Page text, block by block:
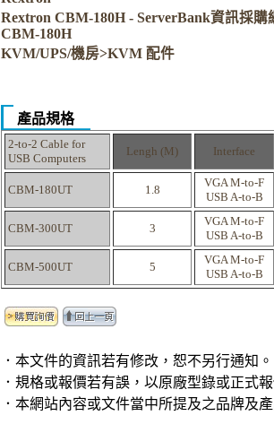
Rextron CBM-180H - ServerBank資訊採購
CBM-180H
KVM/UPS/機房>KVM 配件
產品規格
2-to-2 Cable for
USB Computers
Lengh (M) Interface
CBM-180UT 1.8
VGA M-to-F
USB A-to-B
CBM-300UT 3
VGA M-to-F
USB A-to-B
CBM-500UT 5
VGA M-to-F
USB A-to-B
．本文件的資訊若有修改，恕不另行通知。
．規格或報價若有誤，以原廠型錄或正式
．本網站內容或文件當中所提及之品牌及